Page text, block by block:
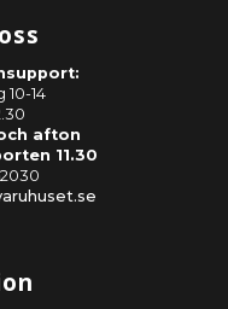
14
afton
11.30